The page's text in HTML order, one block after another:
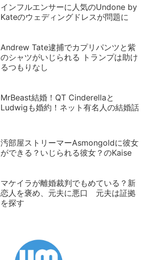
インフルエンサーに人気のUndone by
Kateのウェディングドレスが問題に
Andrew Tate逮捕でカプリパンツと紫
のシャツがいじられる トランプは助け
るつもりなし
MrBeast結婚！QT Cinderellaと
Ludwigも婚約！ネット有名人の結婚話
汚部屋ストリーマーAsmongoldに彼女
ができる？いじられる彼女？のKaise
マケイラが離婚裁判でもめている？新
恋人を褒め、元夫に悪口 元夫は証拠
を探す